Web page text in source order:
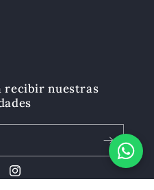
recibir nuestras
Instagram